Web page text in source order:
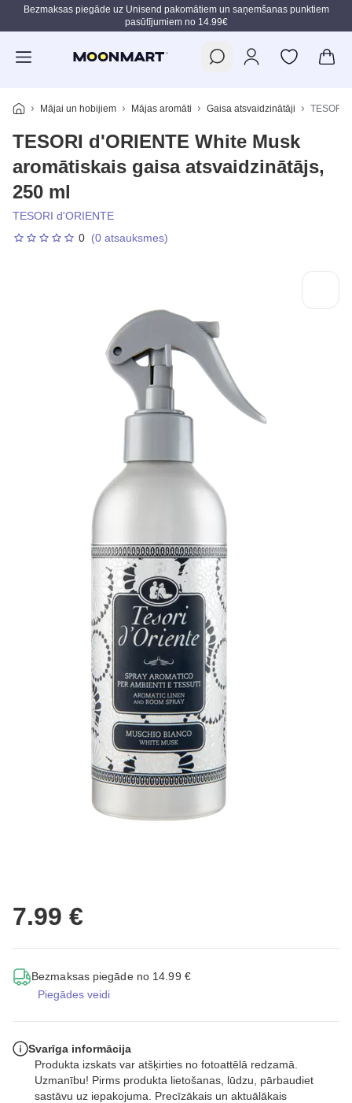
Pāriet uz galveno saturu
Bezmaksas piegāde uz Unisend pakomātiem un saņemšanas punktiem
pasūtījumiem no 14.99€
Mājai un hobijiem Mājas aromāti Gaisa atsvaidzinātāji TESORI
TESORI d'ORIENTE White Musk
aromātiskais gaisa atsvaidzinātājs,
250 ml
TESORI d'ORIENTE
0 (0 atsauksmes)
7.99 €
Bezmaksas piegāde no 14.99 €
Piegādes veidi
Svarīga informācija
Produkta izskats var atšķirties no fotoattēlā redzamā.
Uzmanību! Pirms produkta lietošanas, lūdzu, pārbaudiet
sastāvu uz iepakojuma. Precīzākais un aktuālākais